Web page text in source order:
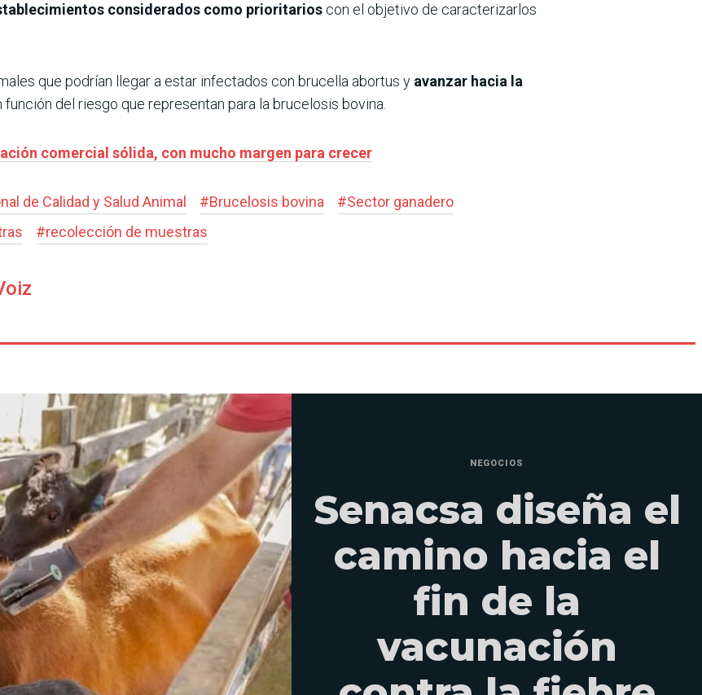
considerados como prioritarios con el objetivo de caracterizarlos
que podrían llegar a estar infectados con brucella abortus y avanzar hacia la
función del riesgo que representan para la brucelosis bovina.
comercial sólida, con mucho margen para crecer
de Calidad y Salud Animal #Brucelosis bovina #Sector ganadero
#recolección de muestras
NEGOCIOS
Senacsa diseña el
camino hacia el
fin de la
vacunación